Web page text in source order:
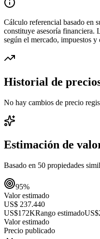
Cálculo referencial basado en
constituye asesoría financiera.
según el mercado, impuestos
Historial de
No hay cambios de precio
Estimación de
Basado en 50 propiedades
95%
Valor estimado
US$ 237.440
US$172KRango estimado
Valor estimado
Precio publicado